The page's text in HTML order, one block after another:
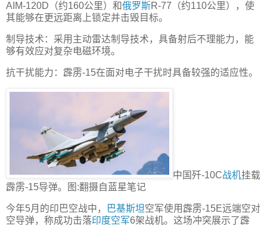
AIM-120D（约160公里）和俄罗斯R-77（约110公里），使
其能够在更远距离上锁定并击毁目标。
制导技术：采用主动雷达制导技术，具备射后不理能力，能
够有效应对复杂电磁环境。
抗干扰能力：霹雳-15在面对电子干扰时具备较强的适应性。
中国歼-10C战机挂载
霹雳-15导弹。图:翻摄自蓝星笔记
今年5月的印巴空战中， 巴基斯坦空军使用霹雳-15E远端空对
空导弹，称成功击落印度空军6架战机。这场冲突展示了霹